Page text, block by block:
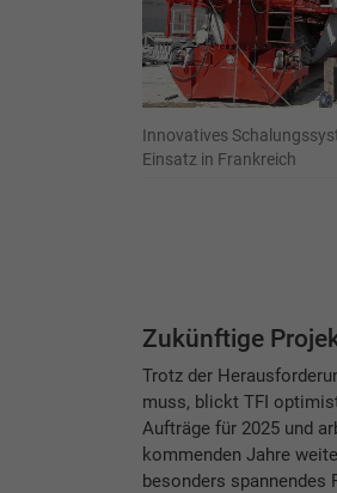
Innovatives
Einsatz in Frankreich
Zukünftige
Trotz der
muss, blickt TFI
Aufträge für 2025 und
kommenden Jahre
besonders spannendes